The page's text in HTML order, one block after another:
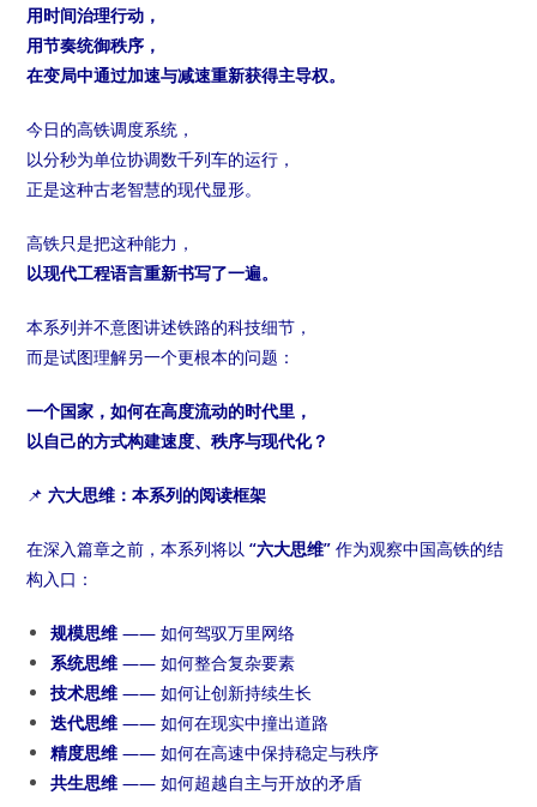
用时间治理行动，
用节奏统御秩序，
在变局中通过加速与减速重新获得主导权。
今日的高铁调度系统，
以分秒为单位协调数千列车的运行，
正是这种古老智慧的现代显形。
高铁只是把这种能力，
以现代工程语言重新书写了一遍。
本系列并不意图讲述铁路的科技细节，
而是试图理解另一个更根本的问题：
一个国家，如何在高度流动的时代里，
以自己的方式构建速度、秩序与现代化？
📌六大思维：本系列的阅读框架
在深入篇章之前，本系列将以“六大思维” 作为观察中国高铁的结
构入口：
规模思维 —— 如何驾驭万里网络
系统思维 —— 如何整合复杂要素
技术思维 —— 如何让创新持续生长
迭代思维 —— 如何在现实中撞出道路
精度思维 —— 如何在高速中保持稳定与秩序
共生思维 —— 如何超越自主与开放的矛盾